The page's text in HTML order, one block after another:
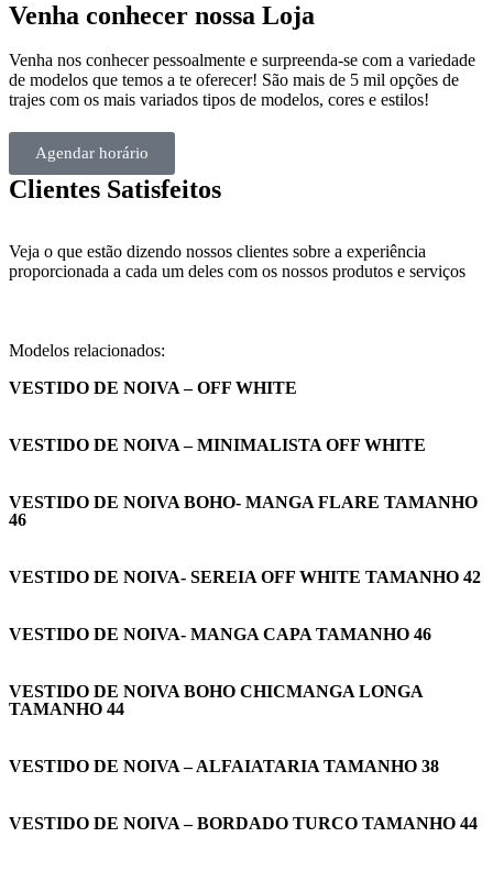
Venha conhecer nossa Loja
Venha nos conhecer pessoalmente e surpreenda-se com a variedade
de modelos que temos a te oferecer! São mais de 5 mil opções de
trajes com os mais variados tipos de modelos, cores e estilos!
Agendar horário
Clientes Satisfeitos
Veja o que estão dizendo nossos clientes sobre a experiência
proporcionada a cada um deles com os nossos produtos e serviços
Modelos relacionados:
VESTIDO DE NOIVA – OFF WHITE
VESTIDO DE NOIVA – MINIMALISTA OFF WHITE
VESTIDO DE NOIVA BOHO- MANGA FLARE TAMANHO
46
VESTIDO DE NOIVA- SEREIA OFF WHITE TAMANHO 42
VESTIDO DE NOIVA- MANGA CAPA TAMANHO 46
VESTIDO DE NOIVA BOHO CHICMANGA LONGA
TAMANHO 44
VESTIDO DE NOIVA – ALFAIATARIA TAMANHO 38
VESTIDO DE NOIVA – BORDADO TURCO TAMANHO 44